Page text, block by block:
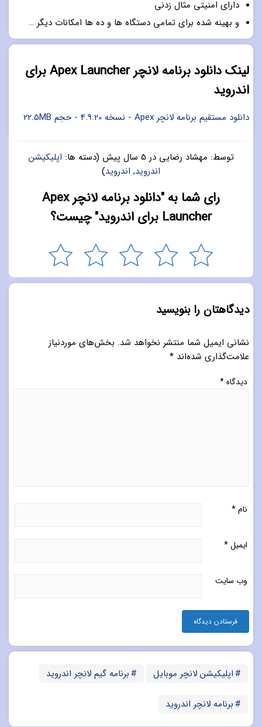
دارای امنیتی مثال زدنی
و بهینه شده برای تمامی دستگاه ها و ده ها امکانات دیگر …
لینک دانلود برنامه لانچر Apex Launcher برای
اندروید
دانلود مستقیم برنامه لانچر Apex - نسخه 4.9.20 - حجم 22.5MB
توسط: مهشاد رضایی در5 سال پیش (دسته ها: اپلیکیشن
اندروید, اندروید)
رای شما به "دانلود برنامه لانچر Apex
Launcher برای اندروید" چیست؟
دیدگاهتان را بنویسید
نشانی ایمیل شما منتشر نخواهد شد. بخش‌های موردنیاز
علامت‌گذاری شده‌اند *
دیدگاه*
نام*
ایمیل*
وب‌ سایت
اپلیکیشن لانچر موبایل برنامه گیم لانچر اندروید
برنامه لانچر اندروید